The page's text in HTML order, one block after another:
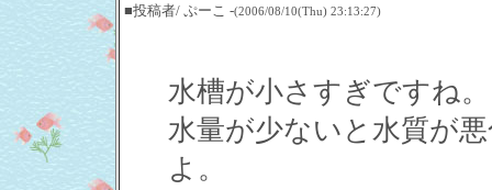
■投稿者/ ぷーこ -(2006/08/10(Thu) 23:13:27)
水槽が小さすぎですね。
水量が少ないと水質が
よ。